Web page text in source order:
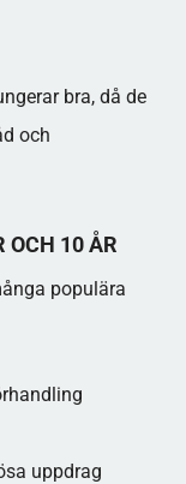
bra, då de
och
OCH 10 ÅR
populära
uppdrag